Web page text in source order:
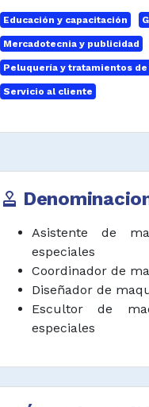
Organizar citas,
según estándares
Aplicar
ambientes de
cosmética.
Educación y capacitación
Mercadotecnia y publicidad
Peluquería y tratamientos
Servicio al cliente
approval
Asistente de
especiales
Coordinador de
Diseñador de
Escultor de
especiales